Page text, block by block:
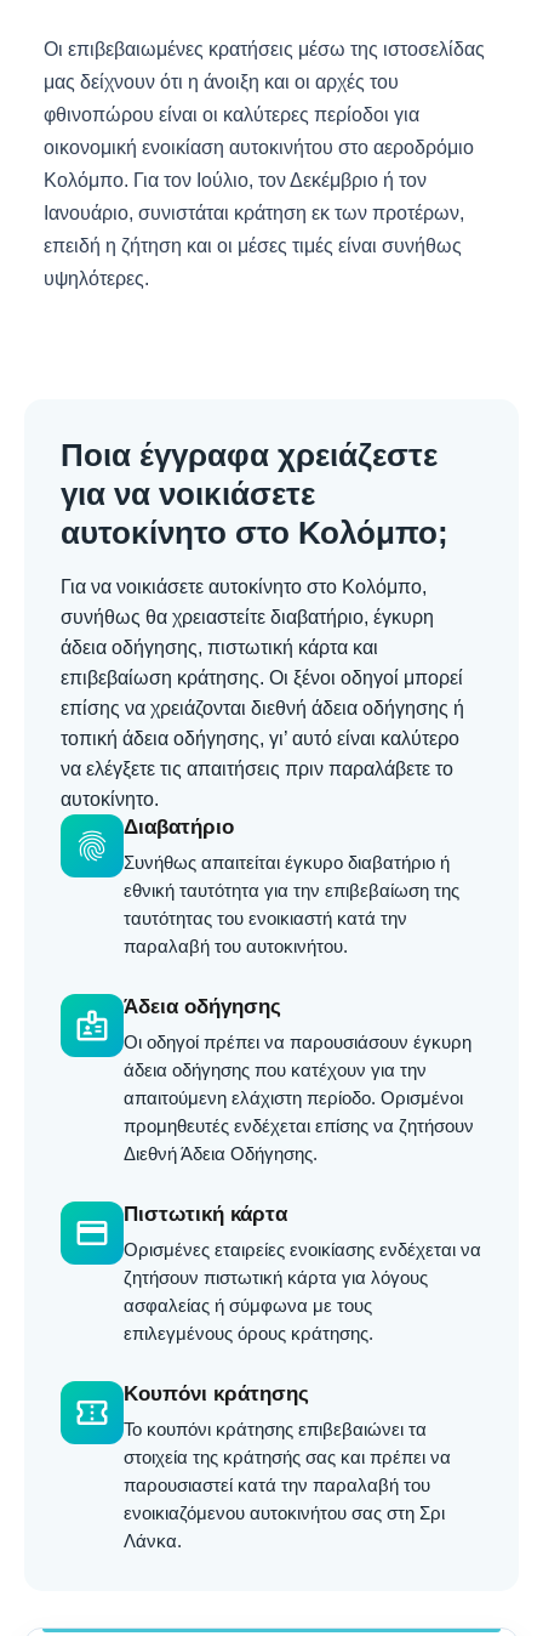
Οι επιβεβαιωμένες κρατήσεις μέσω της ιστοσελίδας
μας δείχνουν ότι η άνοιξη και οι αρχές του
φθινοπώρου είναι οι καλύτερες περίοδοι για
οικονομική ενοικίαση αυτοκινήτου στο αεροδρόμιο
Κολόμπο. Για τον Ιούλιο, τον Δεκέμβριο ή τον
Ιανουάριο, συνιστάται κράτηση εκ των προτέρων,
επειδή η ζήτηση και οι μέσες τιμές είναι συνήθως
υψηλότερες.
Ποια έγγραφα χρειάζεστε
για να νοικιάσετε
αυτοκίνητο στο Κολόμπο;
Για να νοικιάσετε αυτοκίνητο στο Κολόμπο,
συνήθως θα χρειαστείτε διαβατήριο, έγκυρη
άδεια οδήγησης, πιστωτική κάρτα και
επιβεβαίωση κράτησης. Οι ξένοι οδηγοί μπορεί
επίσης να χρειάζονται διεθνή άδεια οδήγησης ή
τοπική άδεια οδήγησης, γι’ αυτό είναι καλύτερο
να ελέγξετε τις απαιτήσεις πριν παραλάβετε το
αυτοκίνητο.
fingerprint
Διαβατήριο
Συνήθως απαιτείται έγκυρο διαβατήριο ή
εθνική ταυτότητα για την επιβεβαίωση της
ταυτότητας του ενοικιαστή κατά την
παραλαβή του αυτοκινήτου.
badge
Άδεια οδήγησης
Οι οδηγοί πρέπει να παρουσιάσουν έγκυρη
άδεια οδήγησης που κατέχουν για την
απαιτούμενη ελάχιστη περίοδο. Ορισμένοι
προμηθευτές ενδέχεται επίσης να ζητήσουν
Διεθνή Άδεια Οδήγησης.
credit_card
Πιστωτική κάρτα
Ορισμένες εταιρείες ενοικίασης ενδέχεται να
ζητήσουν πιστωτική κάρτα για λόγους
ασφαλείας ή σύμφωνα με τους
επιλεγμένους όρους κράτησης.
confirmation_number
Κουπόνι κράτησης
Το κουπόνι κράτησης επιβεβαιώνει τα
στοιχεία της κράτησής σας και πρέπει να
παρουσιαστεί κατά την παραλαβή του
ενοικιαζόμενου αυτοκινήτου σας στη Σρι
Λάνκα.